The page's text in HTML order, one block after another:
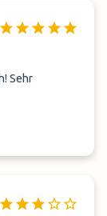
Sehr